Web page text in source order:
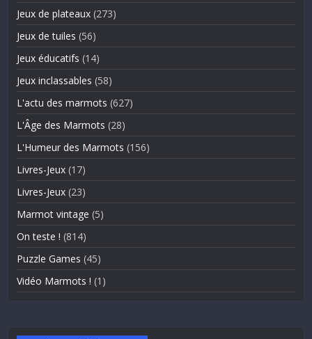
Jeux de plateaux (273)
Jeux de tuiles (56)
Jeux éducatifs (14)
Jeux inclassables (58)
L'actu des marmots (627)
L'Âge des Marmots (28)
L'Humeur des Marmots (156)
Livres-Jeux (17)
Livres-Jeux (23)
Marmot vintage (5)
On teste ! (814)
Puzzle Games (45)
Vidéo Marmots ! (1)